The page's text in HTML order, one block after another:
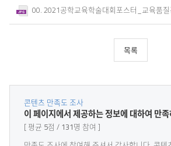
00. 2021공학교육학술대회포스터_교육품질관리
목록
콘
텐
츠
만
콘텐츠 만족도 조사
이 페이지에서 제공하는 정보에 대하여 만
평균 5점 131명 참여